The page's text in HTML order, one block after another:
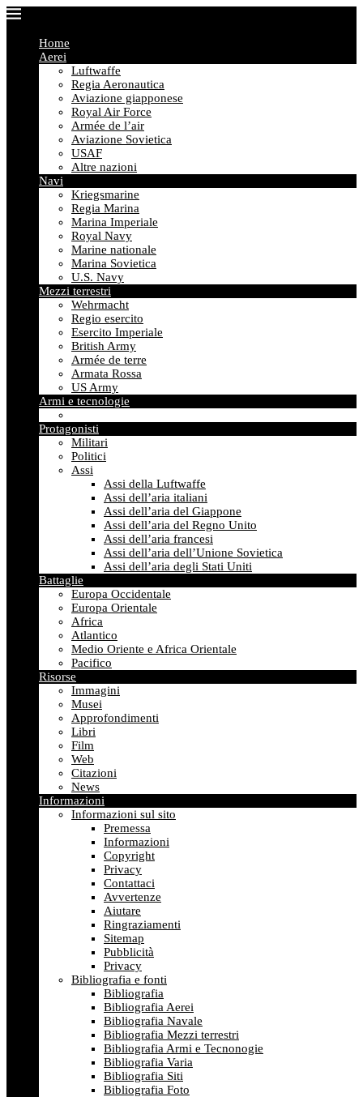
Home
Aerei
Luftwaffe
Regia Aeronautica
Aviazione giapponese
Royal Air Force
Armée de l’air
Aviazione Sovietica
USAF
Altre nazioni
Navi
Kriegsmarine
Regia Marina
Marina Imperiale
Royal Navy
Marine nationale
Marina Sovietica
U.S. Navy
Mezzi terrestri
Wehrmacht
Regio esercito
Esercito Imperiale
British Army
Armée de terre
Armata Rossa
US Army
Armi e tecnologie
Protagonisti
Militari
Politici
Assi
Assi della Luftwaffe
Assi dell’aria italiani
Assi dell’aria del Giappone
Assi dell’aria del Regno Unito
Assi dell’aria francesi
Assi dell’aria dell’Unione Sovietica
Assi dell’aria degli Stati Uniti
Battaglie
Europa Occidentale
Europa Orientale
Africa
Atlantico
Medio Oriente e Africa Orientale
Pacifico
Risorse
Immagini
Musei
Approfondimenti
Libri
Film
Web
Citazioni
News
Informazioni
Informazioni sul sito
Premessa
Informazioni
Copyright
Privacy
Contattaci
Avvertenze
Aiutare
Ringraziamenti
Sitemap
Pubblicità
Privacy
Bibliografia e fonti
Bibliografia
Bibliografia Aerei
Bibliografia Navale
Bibliografia Mezzi terrestri
Bibliografia Armi e Tecnonogie
Bibliografia Varia
Bibliografia Siti
Bibliografia Foto